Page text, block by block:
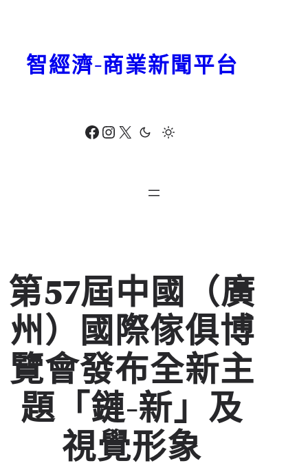
Facebook Instagram X
智經濟-商業新聞平台
第57屆中國（廣
州）國際傢俱博
覽會發布全新主
題「鏈-新」及
視覺形象